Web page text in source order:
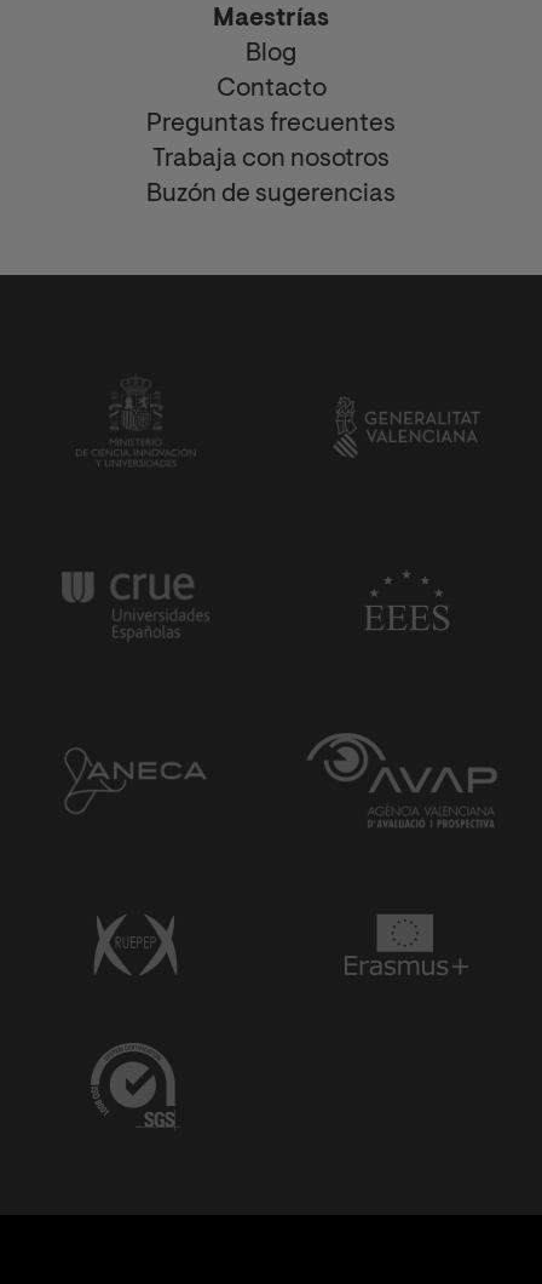
Maestrías
Blog
Contacto
Preguntas frecuentes
Trabaja con nosotros
Buzón de sugerencias